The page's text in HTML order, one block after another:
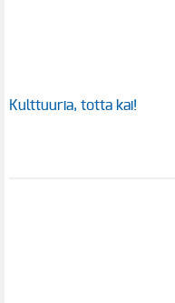
Kulttuuria, totta kai!